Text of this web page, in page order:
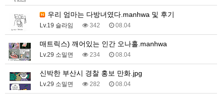
우리 엄마는 다방녀였다.manhwa 및 후기
Lv.19 슬라임 342 08.04
매트릭스) 깨어있는 인간 오나홀.manhwa
Lv.29 소밀면 234 08.04
신박한 부산시 경찰 홍보 만화.jpg
Lv.29 소밀면 282 08.04